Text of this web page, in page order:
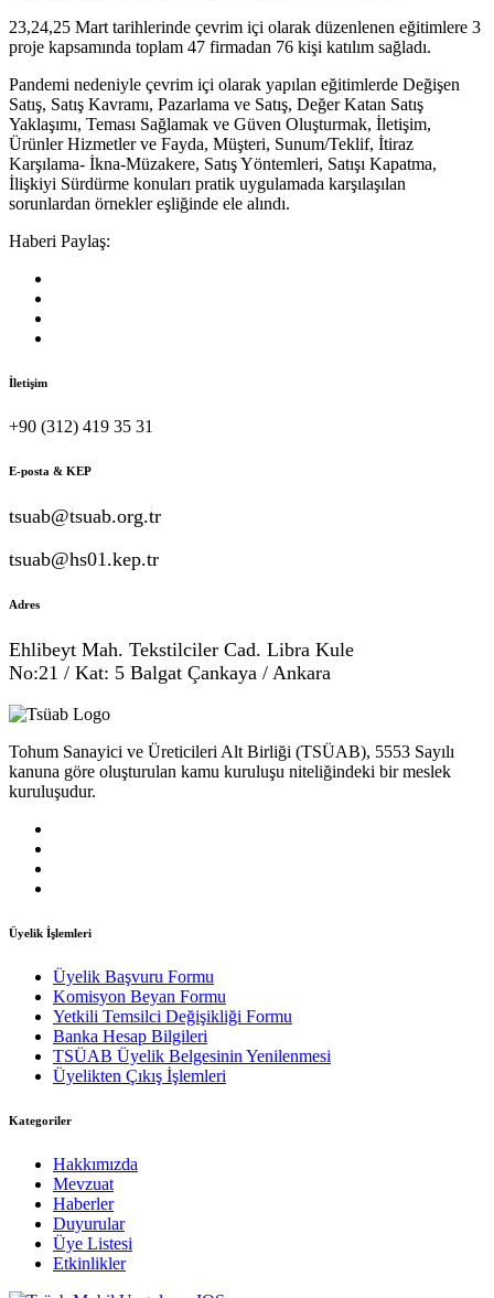
23,24,25 Mart tarihlerinde çevrim içi olarak düzenlenen eğitimlere 3
proje kapsamında toplam 47 firmadan 76 kişi katılım sağladı.
Pandemi nedeniyle çevrim içi olarak yapılan eğitimlerde Değişen
Satış, Satış Kavramı, Pazarlama ve Satış, Değer Katan Satış
Yaklaşımı, Teması Sağlamak ve Güven Oluşturmak, İletişim,
Ürünler Hizmetler ve Fayda, Müşteri, Sunum/Teklif, İtiraz
Karşılama- İkna-Müzakere, Satış Yöntemleri, Satışı Kapatma,
İlişkiyi Sürdürme konuları pratik uygulamada karşılaşılan
sorunlardan örnekler eşliğinde ele alındı.
Haberi Paylaş:
İletişim
+90 (312) 419 35 31
E-posta & KEP
tsuab@tsuab.org.tr
tsuab@hs01.kep.tr
Adres
Ehlibeyt Mah. Tekstilciler Cad. Libra Kule
No:21 / Kat: 5 Balgat Çankaya / Ankara
Tohum Sanayici ve Üreticileri Alt Birliği (TSÜAB), 5553 Sayılı
kanuna göre oluşturulan kamu kuruluşu niteliğindeki bir meslek
kuruluşudur.
Üyelik İşlemleri
Üyelik Başvuru Formu
Komisyon Beyan Formu
Yetkili Temsilci Değişikliği Formu
Banka Hesap Bilgileri
TSÜAB Üyelik Belgesinin Yenilenmesi
Üyelikten Çıkış İşlemleri
Kategoriler
Hakkımızda
Mevzuat
Haberler
Duyurular
Üye Listesi
Etkinlikler